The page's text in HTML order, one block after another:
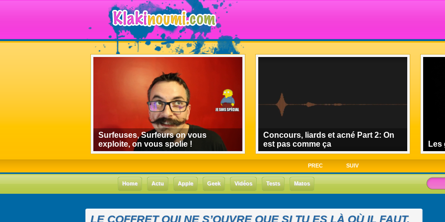
Surfeuses, Surfeurs on vous
exploite, on vous spolie !
Concours, liards et acné Part 2: On
est pas comme ça
Les
PREC SUIV
Home Actu Apple Geek Vidéos Tests Matos
LE COFFRET QUI NE S’OUVRE QUE SI TU ES LÀ OÙ IL FAUT.